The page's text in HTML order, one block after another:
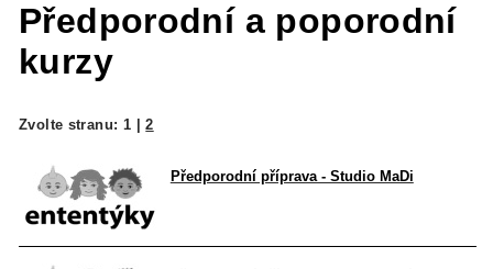
Předporodní a poporodní
kurzy
Zvolte stranu: 1 |2
Předporodní příprava - Studio MaDi